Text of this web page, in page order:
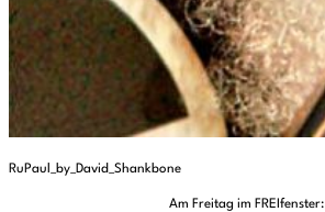
RuPaul_by_David_Shankbone
Am Freitag im FREIfenster: